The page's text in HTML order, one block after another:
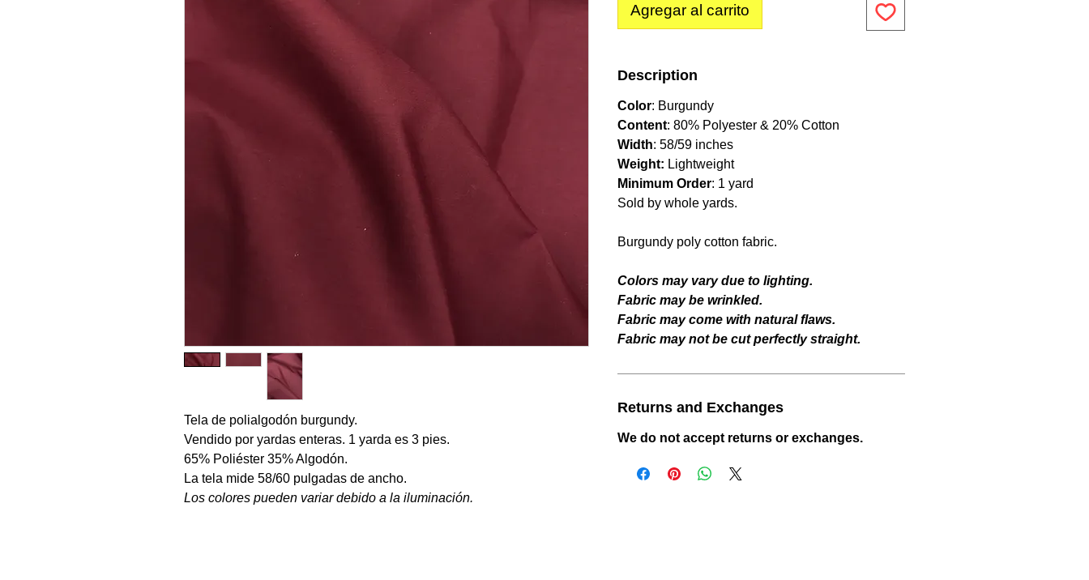
Tela de polialgodón burgundy.
Vendido por yardas enteras. 1 yarda es 3 pies.
65% Poliéster 35% Algodón.
La tela mide 58/60 pulgadas de ancho.
Los colores pueden variar debido a la iluminación.
Agregar al carrito
Description
Color: Burgundy
Content: 80% Polyester & 20% Cotton
Width: 58/59 inches
Weight: Lightweight
Minimum Order: 1 yard
Sold by whole yards.
Burgundy poly cotton fabric.
Colors may vary due to lighting.
Fabric may be wrinkled.
Fabric may come with natural flaws.
Fabric may not be cut perfectly straight.
Returns and Exchanges
We do not accept returns or exchanges.